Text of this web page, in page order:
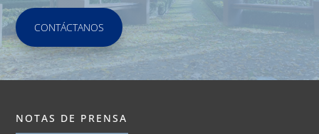
CONTÁCTANOS
NOTAS DE PRENSA